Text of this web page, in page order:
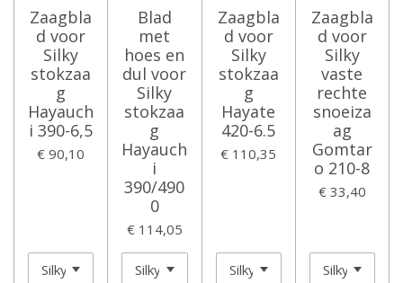
Zaagbla
d voor
Silky
stokzaa
g
Hayauch
i 390-6,5
€ 90,10
Blad
met
hoes en
dul voor
Silky
stokzaa
g
Hayauch
i
390/490
0
€ 114,05
Zaagbla
d voor
Silky
stokzaa
g
Hayate
420-6.5
€ 110,35
Zaagbla
d voor
Silky
vaste
rechte
snoeiza
ag
Gomtar
o 210-8
€ 33,40